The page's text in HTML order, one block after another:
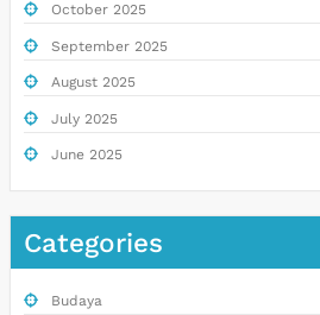
October 2025
September 2025
August 2025
July 2025
June 2025
Categories
Budaya